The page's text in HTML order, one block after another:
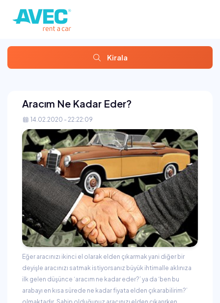
Kirala
Aracım Ne Kadar Eder?
14.02.2020 - 22:22:09
Eğer aracınızı ikinci el olarak elden çıkarmak yani diğer bir
deyişle aracınızı satmak istiyorsanız büyük ihtimalle aklınıza
ilk gelen düşünce ‘aracım ne kadar eder?’ ya da ‘ben bu
arabayı en kısa sürede ne kadar fiyata elden çıkarabilirim?’